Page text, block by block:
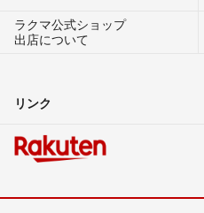
ラクマ公式ショップ
出店について
リンク